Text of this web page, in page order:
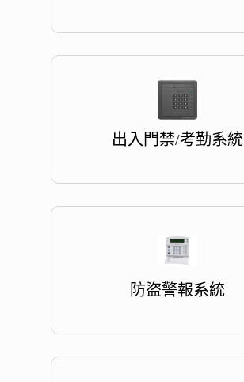
出入門禁/考勤系統
防盜警報系統